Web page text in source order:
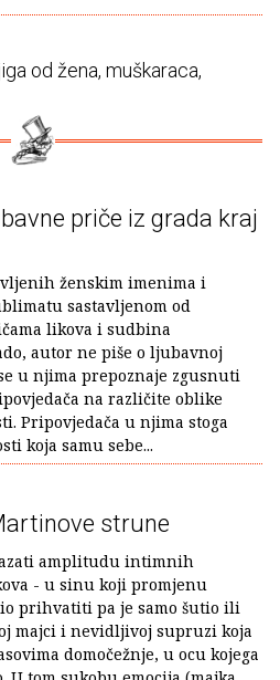
od žena, muškaraca,
priče iz grada kraj
ženskim imenima i
sastavljenom od
likova i sudbina
autor ne piše o ljubavnoj
u njima prepoznaje zgusnuti
na različite oblike
Pripovjedača u njima stoga
koja samu sebe...
strune
amplitudu intimnih
- u sinu koji promjenu
prihvatiti pa je samo šutio ili
majci i nevidljivoj supruzi koja
domočežnje, u ocu kojega